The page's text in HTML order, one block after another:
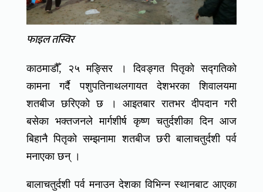
फाइल तस्विर
काठमाडौँ, २५ मङ्सिर । दिवङ्गत पितृको सद्गतिको
कामना गर्दै पशुपतिनाथलगायत देशभरका शिवालयमा
शतबीज छरिएको छ । आइतबार रातभर दीपदान गरी
बसेका भक्तजनले मार्गशीर्ष कृष्ण चतुर्दशीका दिन आज
बिहानै पितृको सम्झनामा शतबीज छरी बालाचतुर्दशी पर्व
मनाएका छन् ।
बालाचतुर्दशी पर्व मनाउन देशका विभिन्न स्थानबाट आएका